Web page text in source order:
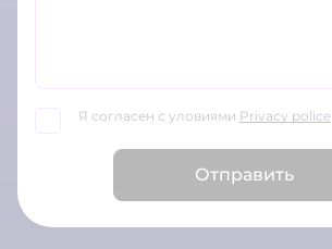
Я согласен с уловиями Privacy police
Отправить